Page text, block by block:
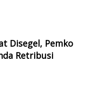
Disegel, Pemko
Retribusi